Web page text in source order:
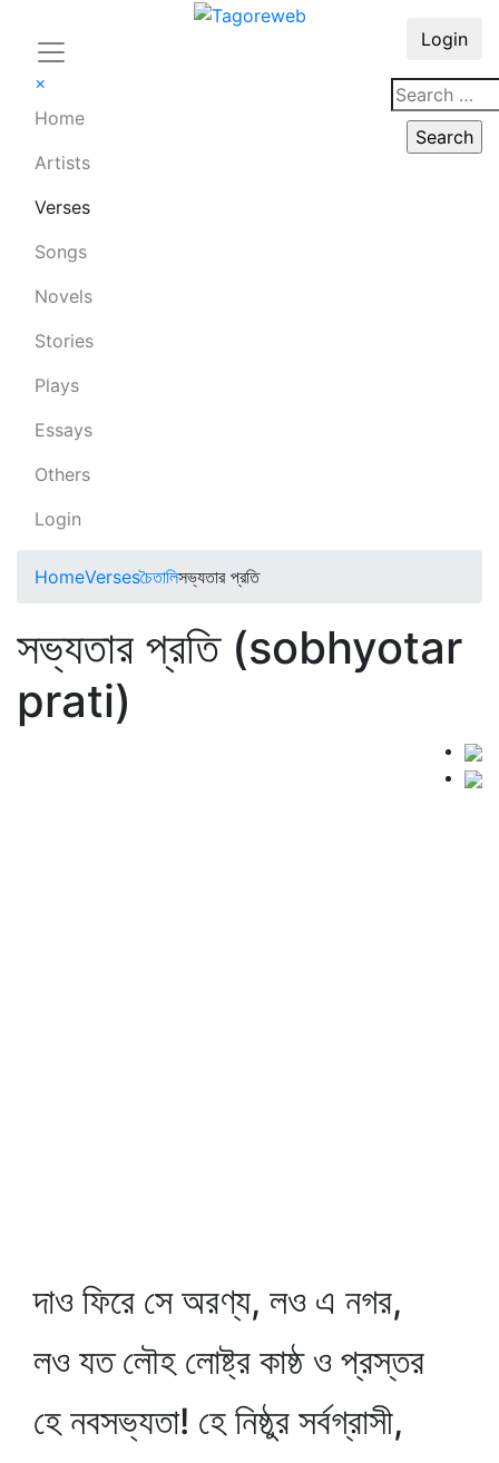
×
Home
Artists
Verses
Songs
Novels
Stories
Plays
Essays
Others
Login
Login
HomeVersesচৈতালিসভ্যতার প্রতি
সভ্যতার প্রতি (sobhyotar
prati)
দাও ফিরে সে অরণ্য, লও এ নগর,
লও যত লৌহ লোষ্ট্র কাষ্ঠ ও প্রস্তর
হে নবসভ্যতা! হে নিষ্ঠুর সর্বগ্রাসী,